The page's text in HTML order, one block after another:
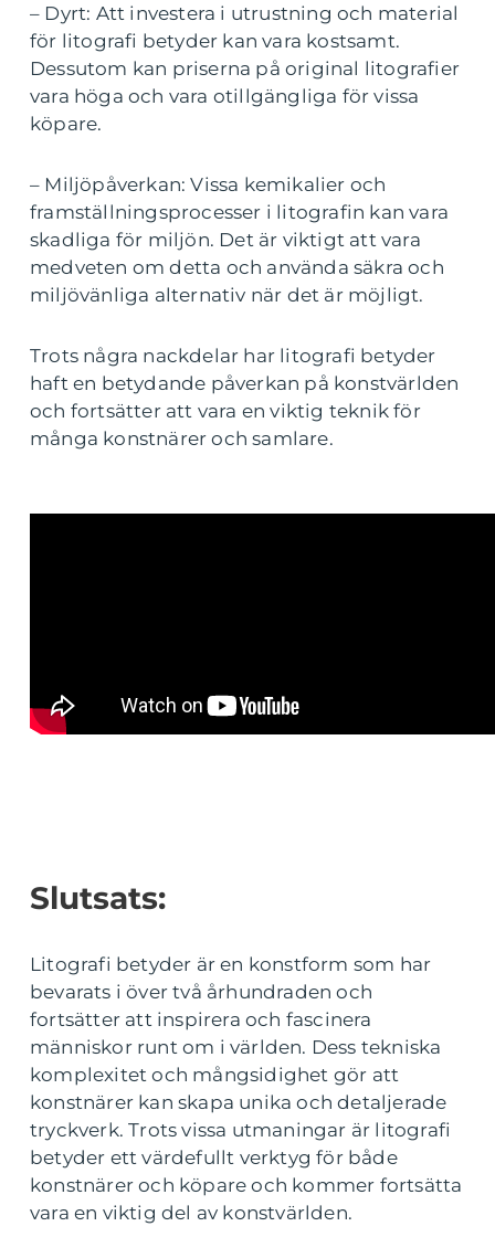
– Dyrt: Att investera i utrustning och material
för litografi betyder kan vara kostsamt.
Dessutom kan priserna på original litografier
vara höga och vara otillgängliga för vissa
köpare.
– Miljöpåverkan: Vissa kemikalier och
framställningsprocesser i litografin kan vara
skadliga för miljön. Det är viktigt att vara
medveten om detta och använda säkra och
miljövänliga alternativ när det är möjligt.
Trots några nackdelar har litografi betyder
haft en betydande påverkan på konstvärlden
och fortsätter att vara en viktig teknik för
många konstnärer och samlare.
Slutsats:
Litografi betyder är en konstform som har
bevarats i över två århundraden och
fortsätter att inspirera och fascinera
människor runt om i världen. Dess tekniska
komplexitet och mångsidighet gör att
konstnärer kan skapa unika och detaljerade
tryckverk. Trots vissa utmaningar är litografi
betyder ett värdefullt verktyg för både
konstnärer och köpare och kommer fortsätta
vara en viktig del av konstvärlden.